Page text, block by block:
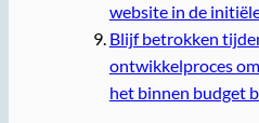
website in de
Blijf betrokken
ontwikkelproces
het binnen budget